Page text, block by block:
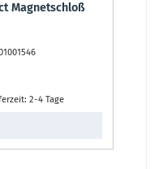
Magnetschloß
Preis:
2-4 Tage